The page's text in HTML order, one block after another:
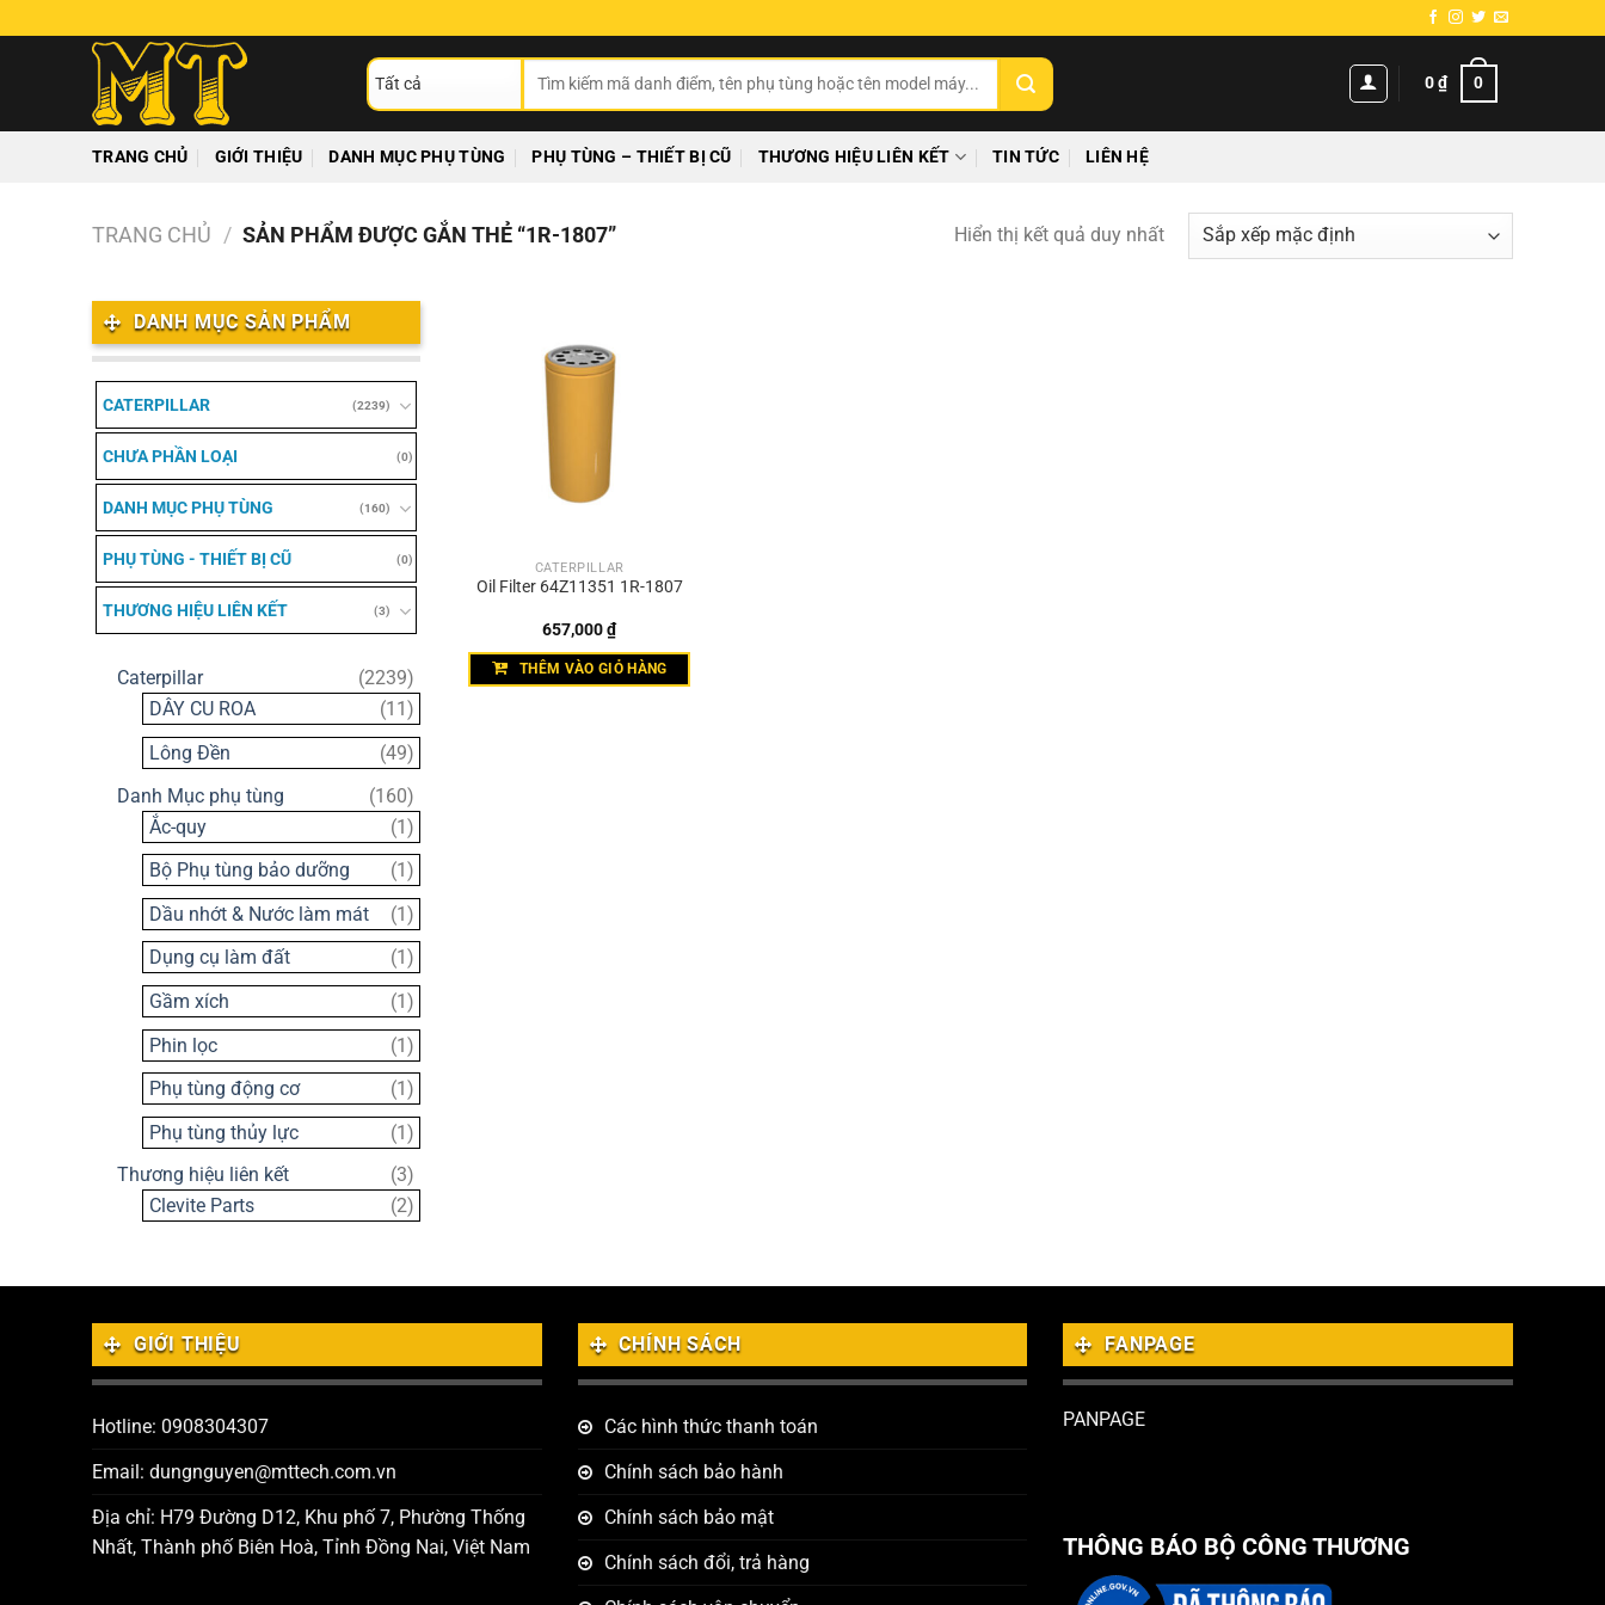
đến
kiếm:
0₫ 0
TRANG CHỦ GIỚI THIỆU DANH MỤC PHỤ TÙNG PHỤ TÙNG – THIẾT BỊ CŨ THƯƠNG HIỆU LIÊN KẾT TIN TỨC LIÊN HỆ
TRANG CHỦ / SẢN PHẨM ĐƯỢC GẮN THẺ “1R-1807” Hiển thị kết quả duy nhất
DANH MỤC SẢN PHẨM
CATERPILLAR (2239)
CHƯA PHẦN LOẠI (0)
DANH MỤC PHỤ TÙNG (160)
PHỤ TÙNG - THIẾT BỊ CŨ (0)
THƯƠNG HIỆU LIÊN KẾT (3)
Caterpillar 22392239
sản
phẩm
DÂY CU ROA 11 11
sản
phẩm
Lông Đền 4949
sản
phẩm
Danh Mục phụ tùng 160160
sản
phẩm
Ắc-quy 11
sản
phẩm
Bộ Phụ tùng bảo dưỡng 1 1
sản
phẩm
Dầu nhớt & Nước làm mát 11
sản
phẩm
Dụng cụ làm đất 1 1
sản
phẩm
Gầm xích 11
sản
phẩm
Phin lọc 11
sản
phẩm
Phụ tùng động cơ 1 1
sản
phẩm
Phụ tùng thủy lực 11
sản
phẩm
Thương hiệu liên kết 33
sản
Clevite Parts 22
CATERPILLAR
Oil Filter 64Z11351 1R-1807
657,000₫
THÊM VÀO GIỎ HÀNG
GIỚI THIỆU
Hotline: 0908304307
Email: dungnguyen@mttech.com.vn
Địa chỉ: H79 Đường D12, Khu phố 7, Phường Thống
Nhất, Thành phố Biên Hoà, Tỉnh Đồng Nai, Việt Nam
CHÍNH SÁCH
Các hình thức thanh toán
Chính sách bảo hành
Chính sách bảo mật
Chính sách đổi, trả hàng
FANPAGE
PANPAGE
THÔNG BÁO BỘ CÔNG THƯƠNG